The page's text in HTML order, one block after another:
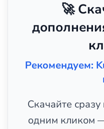
🚀
Рекомендуем:
Скачайте сразу
одним кликом